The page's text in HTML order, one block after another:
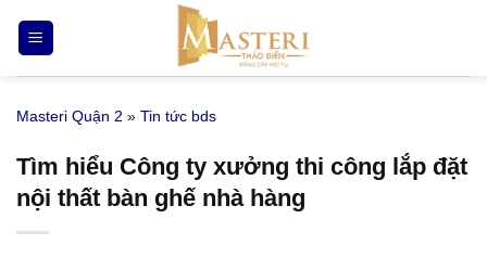
qua
nội
Masteri Quận 2 » Tin tức bds
Tìm hiểu Công ty xưởng thi công lắp đặt
nội thất bàn ghế nhà hàng